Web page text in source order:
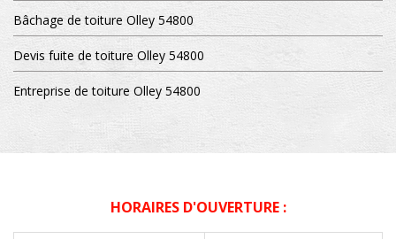
Bâchage de toiture Olley 54800
Devis fuite de toiture Olley 54800
Entreprise de toiture Olley 54800
HORAIRES D'OUVERTURE :